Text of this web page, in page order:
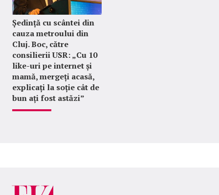
Ședință cu scântei din
cauza metroului din
Cluj. Boc, către
consilierii USR: „Cu 10
like-uri pe internet și
mamă, mergeți acasă,
explicați la soție cât de
bun ați fost astăzi”